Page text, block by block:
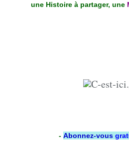
une Histoire à partager, une
- Abonnez-vous